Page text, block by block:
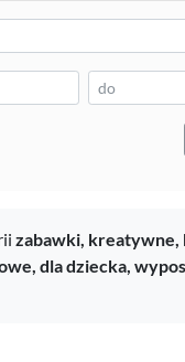
zabawki, kreatywne,
dla dziecka,